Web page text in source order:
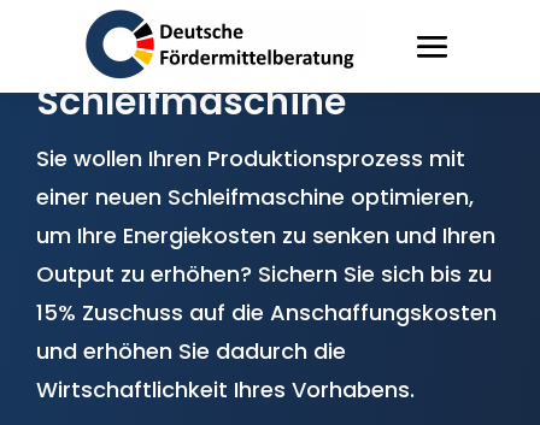
Förderung
Schleifmaschine
Sie wollen Ihren Produktionsprozess mit
einer neuen Schleifmaschine optimieren,
um Ihre Energiekosten zu senken und Ihren
Output zu erhöhen? Sichern Sie sich bis zu
15% Zuschuss auf die Anschaffungskosten
und erhöhen Sie dadurch die
Wirtschaftlichkeit Ihres Vorhabens.